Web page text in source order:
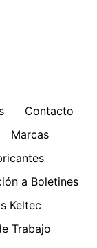
Contacto
Marcas
a Boletines
Keltec
Trabajo